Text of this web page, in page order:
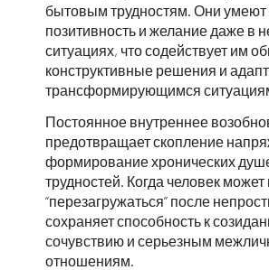
бытовым трудностям. Они умеют
позитивность и желание даже в
ситуациях, что содействует им
конструктивные решения и
трансформирующимся
Постоянное внутреннее
предотвращает скопление
формирование хронических
трудностей. Когда человек
“перезагружаться” после
сохраняет способность к
сочувствию и серьезным
отношениям.